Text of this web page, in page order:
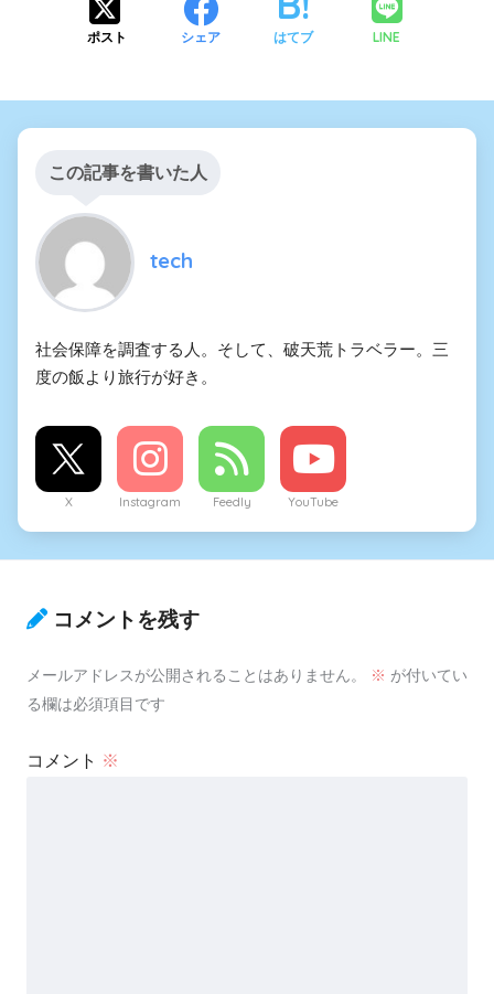
ポスト シェア はてブ LINE
この記事を書いた人
tech
社会保障を調査する人。そして、破天荒トラベラー。三
度の飯より旅行が好き。
X Instagram Feedly YouTube
コメントを残す
メールアドレスが公開されることはありません。 ※ が付いてい
る欄は必須項目です
コメント ※